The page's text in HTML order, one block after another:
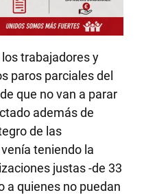
trabajadores y
paros parciales del
que no van a parar
además de
de las
teniendo la
justas -de 33
a quienes no puedan